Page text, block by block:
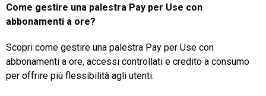
Come gestire una palestra Pay per Use con
abbonamenti a ore?
Scopri come gestire una palestra Pay per Use con
abbonamenti a ore, accessi controllati e credito a consumo
per offrire più flessibilità agli utenti.